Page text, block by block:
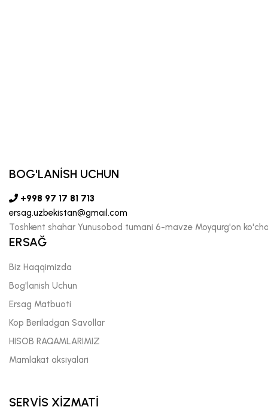
BOG'LANİSH UCHUN
+998 97 17 81 713
ersag.uzbekistan@gmail.com
Toshkent shahar Yunusobod tumani 6-mavze Moyqurg'on
ERSAĞ
Biz Haqqimizda
Bog'lanish Uchun
Ersag Matbuoti
Kop Beriladgan Savollar
HISOB RAQAMLARIMIZ
Mamlakat aksiyalari
SERVİS XİZMATİ